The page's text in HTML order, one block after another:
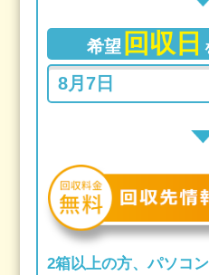
希望 回収日
2箱以上の方、パソコ